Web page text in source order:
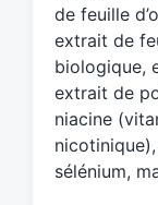
de feuille
extrait de
biologique,
extrait de
niacine
sélénium,